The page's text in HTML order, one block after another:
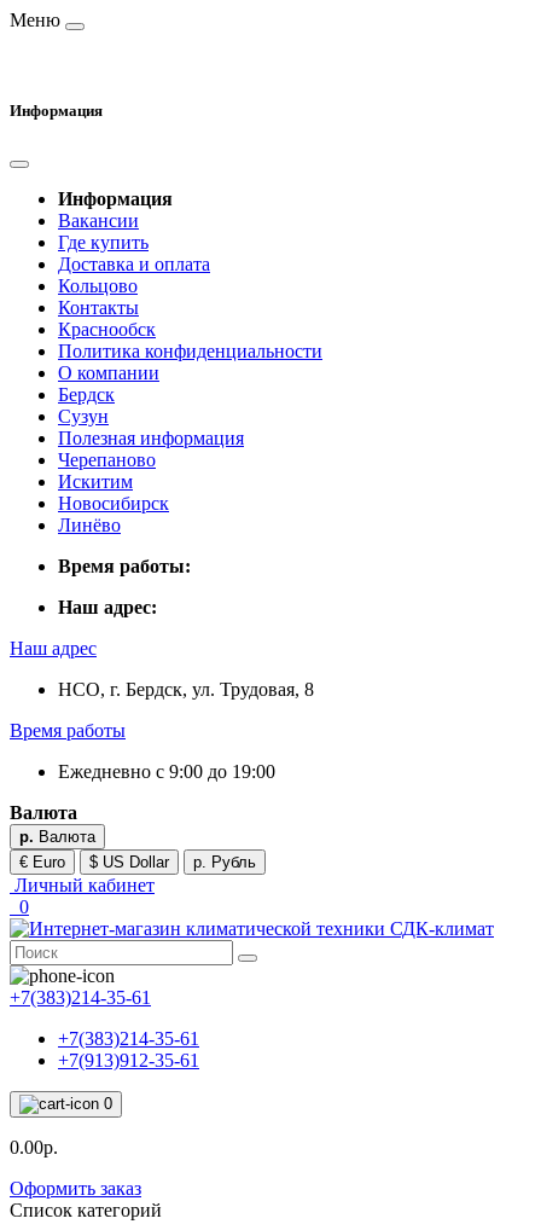
Меню
Информация
Информация
Вакансии
Где купить
Доставка и оплата
Кольцово
Контакты
Краснообск
Политика конфиденциальности
О компании
Бердск
Сузун
Полезная информация
Черепаново
Искитим
Новосибирск
Линёво
Время работы:
Наш адрес:
Наш адрес
НСО, г. Бердск, ул. Трудовая, 8
Время работы
Ежедневно с 9:00 до 19:00
Валюта
р. Валюта
€ Euro
$ US Dollar р. Рубль
Личный кабинет
0
+7(383)214-35-61
+7(383)214-35-61
+7(913)912-35-61
0
0.00р.
Оформить заказ
Список категорий